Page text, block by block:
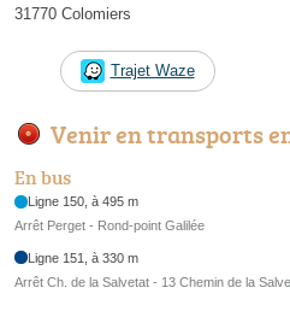
31770 Colomiers
Trajet Waze
Venir en transports
En bus
Ligne 150, à 495 m
Arrêt Perget - Rond-point Galilée
Ligne 151, à 330 m
Arrêt Ch. de la Salvetat - 13 Chemin de la